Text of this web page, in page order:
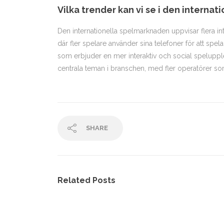
Vilka trender kan vi se i den
Den internationella spelmarknaden uppvisar flera
där fler spelare använder sina telefoner för att
som erbjuder en mer interaktiv och social
centrala teman i branschen, med fler operatörer
SHARE
Related Posts